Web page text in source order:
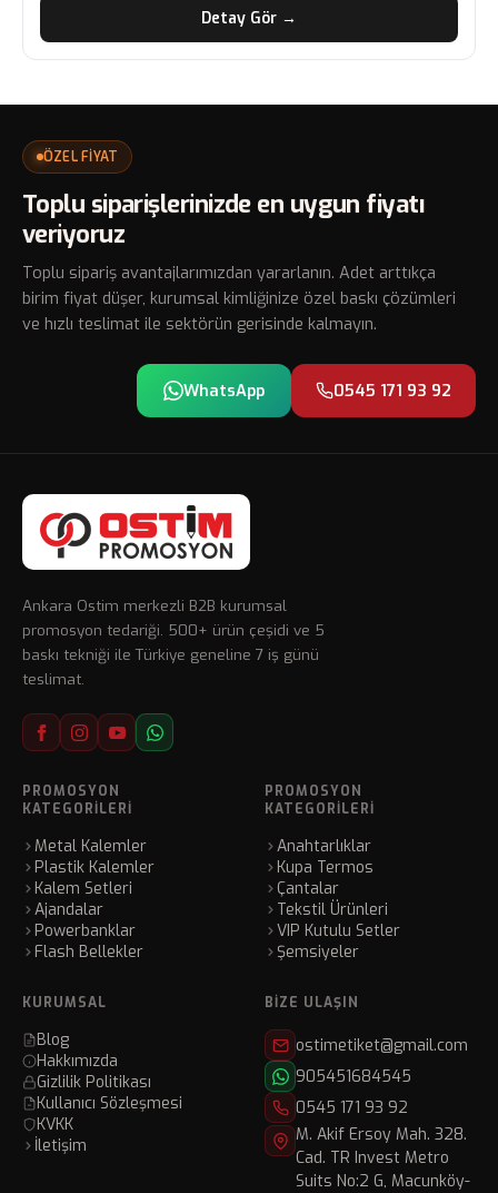
Detay Gör →
ÖZEL FİYAT
Toplu siparişlerinizde en uygun fiyatı
veriyoruz
Toplu sipariş avantajlarımızdan yararlanın. Adet arttıkça
birim fiyat düşer, kurumsal kimliğinize özel baskı çözümleri
ve hızlı teslimat ile sektörün gerisinde kalmayın.
WhatsApp 0545 171 93 92
Ankara Ostim merkezli B2B kurumsal
promosyon tedariği. 500+ ürün çeşidi ve 5
baskı tekniği ile Türkiye geneline 7 iş günü
teslimat.
PROMOSYON
KATEGORILERI
Metal Kalemler
Plastik Kalemler
Kalem Setleri
Ajandalar
Powerbanklar
Flash Bellekler
PROMOSYON
KATEGORILERI
Anahtarlıklar
Kupa Termos
Çantalar
Tekstil Ürünleri
VIP Kutulu Setler
Şemsiyeler
KURUMSAL
Blog
Hakkımızda
Gizlilik Politikası
Kullanıcı Sözleşmesi
KVKK
İletişim
BIZE ULAŞIN
ostimetiket@gmail.com
905451684545
0545 171 93 92
M. Akif Ersoy Mah. 328.
Cad. TR Invest Metro
Suits No:2 G, Macunköy-